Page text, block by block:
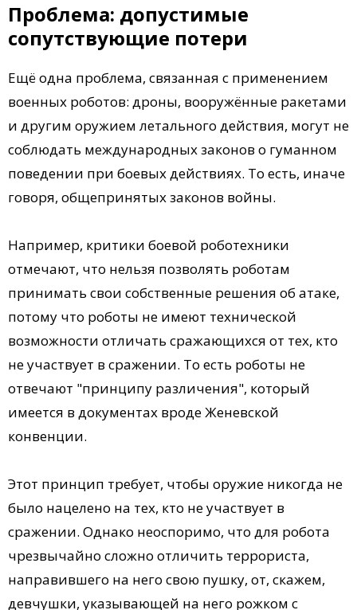
Проблема: допустимые
сопутствующие потери
Ещё одна проблема, связанная с применением
военных роботов: дроны, вооружённые ракетами
и другим оружием летального действия, могут не
соблюдать международных законов о гуманном
поведении при боевых действиях. То есть, иначе
говоря, общепринятых законов войны.
Например, критики боевой роботехники
отмечают, что нельзя позволять роботам
принимать свои собственные решения об атаке,
потому что роботы не имеют технической
возможности отличать сражающихся от тех, кто
не участвует в сражении. То есть роботы не
отвечают "принципу различения", который
имеется в документах вроде Женевской
конвенции.
Этот принцип требует, чтобы оружие никогда не
было нацелено на тех, кто не участвует в
сражении. Однако неоспоримо, что для робота
чрезвычайно сложно отличить террориста,
направившего на него свою пушку, от, скажем,
девчушки, указывающей на него рожком с